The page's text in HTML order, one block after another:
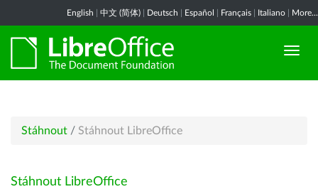
English 中文 (简体) Deutsch Español Français Italiano More...
Stáhnout / Stáhnout LibreOffice
Stáhnout LibreOffice